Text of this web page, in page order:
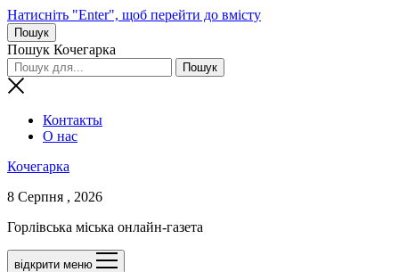
Натисніть "Enter", щоб перейти до вмісту
Пошук
Пошук Кочегарка
Контакты
О нас
Кочегарка
8 Серпня , 2026
Горлівська міська онлайн-газета
відкрити меню